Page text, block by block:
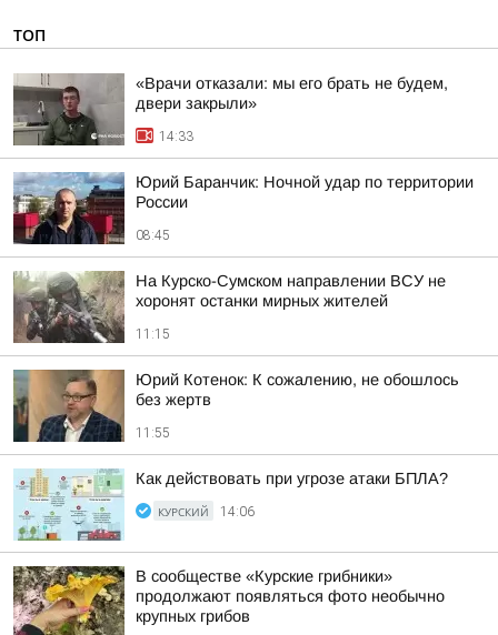
ТОП
«Врачи отказали: мы его брать не будем,
двери закрыли»
14:33
Юрий Баранчик: Ночной удар по территории
России
08:45
На Курско-Сумском направлении ВСУ не
хоронят останки мирных жителей
11:15
Юрий Котенок: К сожалению, не обошлось
без жертв
11:55
Как действовать при угрозе атаки БПЛА?
КУРСКИЙ 14:06
В сообществе «Курские грибники»
продолжают появляться фото необычно
крупных грибов